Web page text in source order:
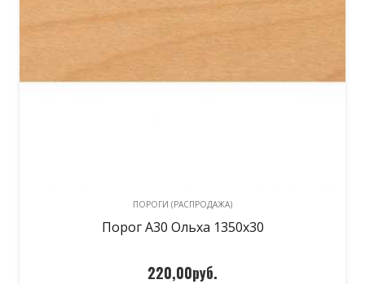
ПОРОГИ (РАСПРОДАЖА)
Порог А30 Ольха 1350х30
220,00руб.